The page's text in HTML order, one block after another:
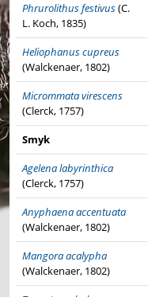
Phrurolithus festivus(C.
L. Koch, 1835)
Heliophanus cupreus
(Walckenaer, 1802)
Micrommata virescens
(Clerck, 1757)
Smyk
Agelena labyrinthica
(Clerck, 1757)
Anyphaena accentuata
(Walckenaer, 1802)
Mangora acalypha
(Walckenaer, 1802)